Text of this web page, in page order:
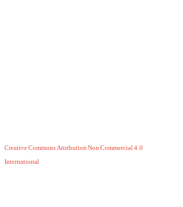
Creative Commons Attribution Non Commercial 4.0
International